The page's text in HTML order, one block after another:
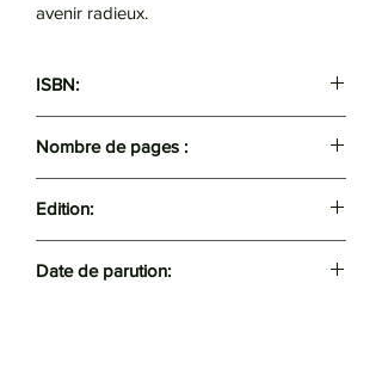
avenir radieux.
ISBN:
Nombre de pages :
Edition:
Date de parution: